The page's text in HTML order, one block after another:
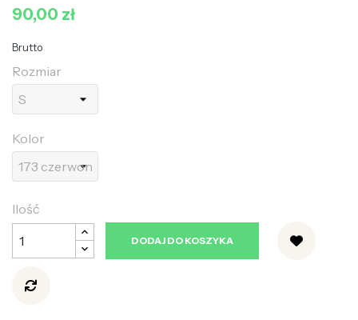
90,00 zł
Brutto
Rozmiar
Kolor
Ilość
DODAJ DO KOSZYKA